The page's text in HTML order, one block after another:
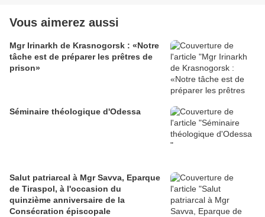
Vous aimerez aussi
Mgr Irinarkh de Krasnogorsk : «Notre
tâche est de préparer les prêtres de
prison»
Séminaire théologique d'Odessa
Salut patriarcal à Mgr Savva, Eparque
de Tiraspol, à l'occasion du
quinzième anniversaire de la
Consécration épiscopale